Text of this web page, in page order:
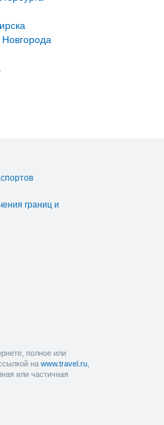
границ и
полное или
на www.travel.ru
или частичная